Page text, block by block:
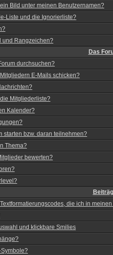
Bild unter meinen Benutzernamen?
Liste und die Ignorierliste?
und Rangzeichen?
Das
durchsuchen?
E-Mails schicken?
Mitgliederliste?
Kalender?
starten bzw. daran teilnehmen?
Thema?
bewerten?
die ich in
und klickbare Smilies